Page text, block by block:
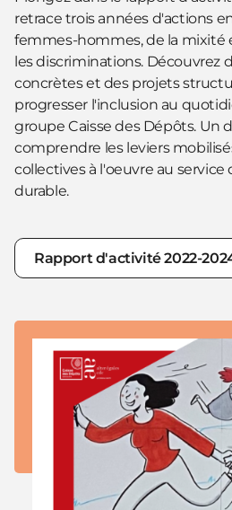
retrace trois années d'actions
femmes-hommes, de la mixité
les discriminations. Découvrez
concrètes et des projets
progresser l'inclusion au
groupe Caisse des Dépôts. Un
comprendre les leviers
collectives à l'oeuvre au
durable.
Rapport d'activité 2022-